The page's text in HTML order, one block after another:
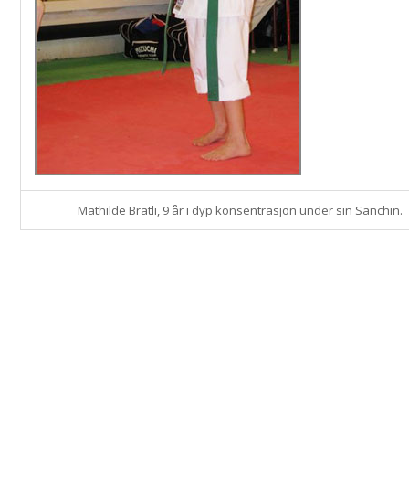
Mathilde Bratli, 9 år i dyp konsentrasjon under sin Sanchin.